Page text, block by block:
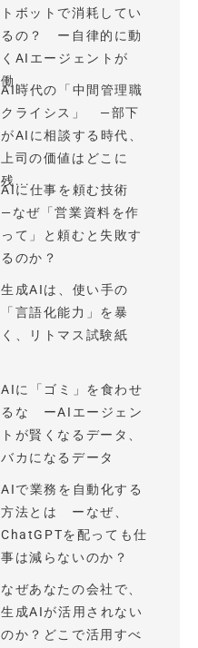
トボットで消耗してい
るの？ ー自律的に動
くAIエージェントが
働...
AI時代の「中間管理職
クライシス」 —部下
がAIに相談する時代、
上司の価値はどこに
残...
AIに仕事を頼む技術
—なぜ「営業資料を作
って」と頼むと失敗す
るのか？
生成AIは、使い手の
「言語化能力」を暴
く、リトマス試験紙
AIに「ゴミ」を食わせ
るな ーAIエージェン
トが賢くなるデータ、
バカになるデータ
AIで業務を自動化する
方法とは ーなぜ、
ChatGPTを配っても仕
事は減らないのか？
なぜあなたの会社で、
生成AIが活用されない
のか？どこで活用すべ